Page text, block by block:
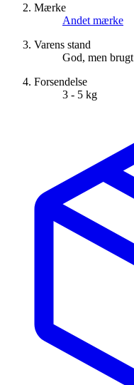
Mærke
Andet mærke
Varens stand
God, men brugt
Forsendelse
3 - 5 kg